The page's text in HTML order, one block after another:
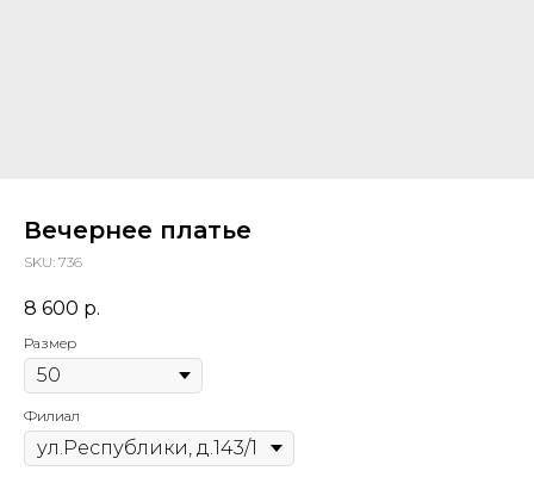
Вечернее платье
SKU: 736
8 600 р.
Размер
Филиал